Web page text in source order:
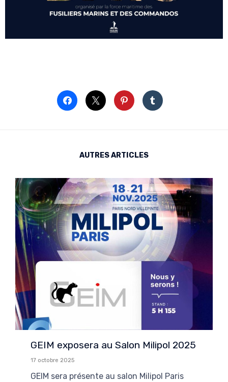
AUTRES ARTICLES
GEIM exposera au Salon Milipol 2025
17 octobre 2025
GEIM sera présente au salon Milipol Paris